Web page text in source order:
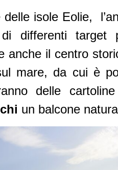
delle isole Eolie,
differenti target
anche il centro
mare, da cui è
delle
un balcone